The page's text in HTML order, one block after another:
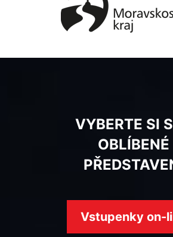
VYBERTE SI
OBLÍBENÉ
Vstupenky on-